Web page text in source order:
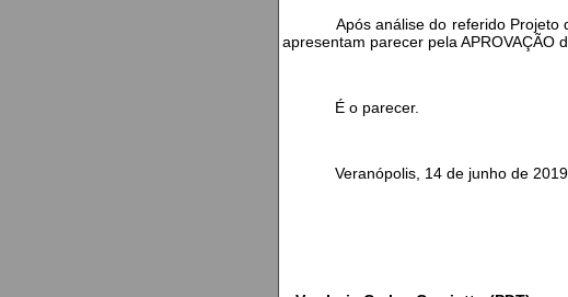
Após análise do referido Projeto de
apresentam parecer pela APROVAÇÃO
É o parecer.
Veranópolis, 14 de junho de 2019.